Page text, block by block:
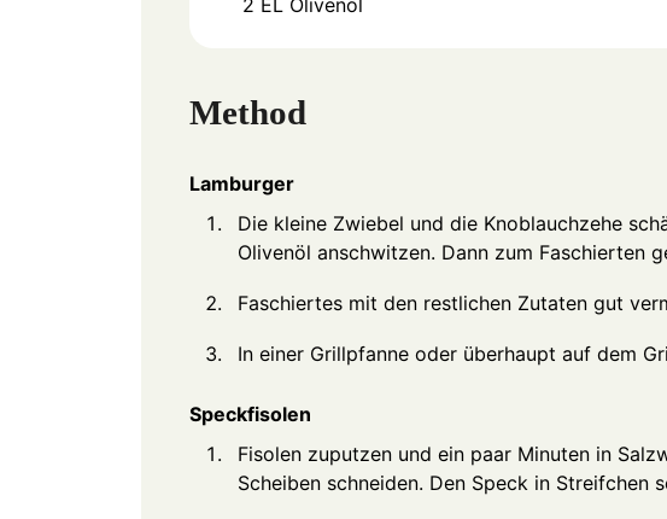
2 EL Olivenöl
Method
Lamburger
Die kleine Zwiebel und die Knoblauchzehe
Olivenöl anschwitzen. Dann zum Faschierten
Faschiertes mit den restlichen Zutaten gut
In einer Grillpfanne oder überhaupt auf dem
Speckfisolen
Fisolen zuputzen und ein paar Minuten in
Scheiben schneiden. Den Speck in Streifchen